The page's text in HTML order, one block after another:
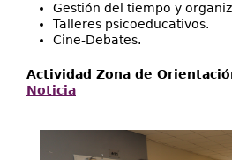
Gestión del tiempo y
Talleres psicoeducativos.
Cine-Debates.
Actividad Zona de
Noticia